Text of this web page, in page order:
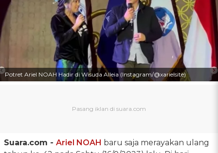
Potret Ariel NOAH Hadir di Wisuda Alleia (Instagram/@xarielsite)
Suara.com - Ariel NOAH baru saja merayakan ulang